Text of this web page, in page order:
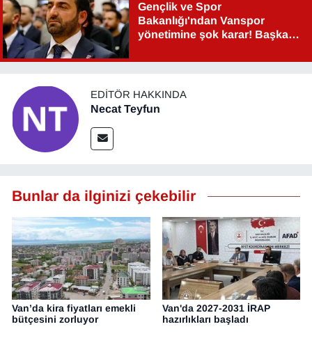
Gençlik ve Spor
Bakanlığı'ndan Vanspor
yönetimine şok karar! Başkan
EDITÖR HAKKINDA
Necat Teyfun
Bunlar da ilginizi çekebilir
Van’da kira fiyatları emekli
bütçesini zorluyor
Van'da 2027-2031 İRAP
hazırlıkları başladı